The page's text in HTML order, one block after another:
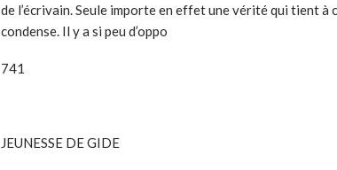
de l’écrivain. Seule importe en effet une vérité qui tient à
condense. Il y a si peu d’oppo
741
JEUNESSE DE GIDE